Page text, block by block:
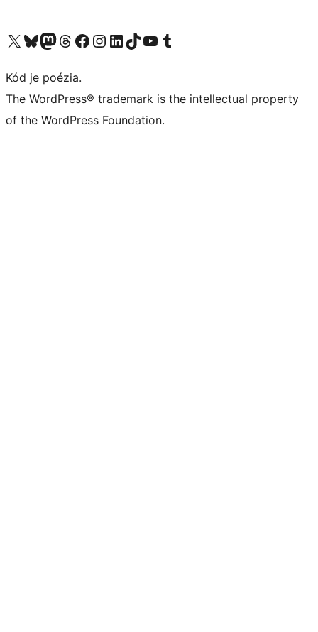
Navštívte náš účet na X (predtým Twitter)
Navštívte náš účet na platforme Bluesky
Navštívte náš účet na Mastodone
Navštívte náš účet na platforme Threads
Navštívte našu stránku na Facebooku
Navštívte náš účet Instagram
Navštívte náš účet LinkedIn
Navštívte náš účet na platforme TikTok
Navštívte náš kanál YouTube
Navštívte náš účet na platforme Tumblr
Kód je poézia.
The WordPress® trademark is the intellectual property
of the WordPress Foundation.